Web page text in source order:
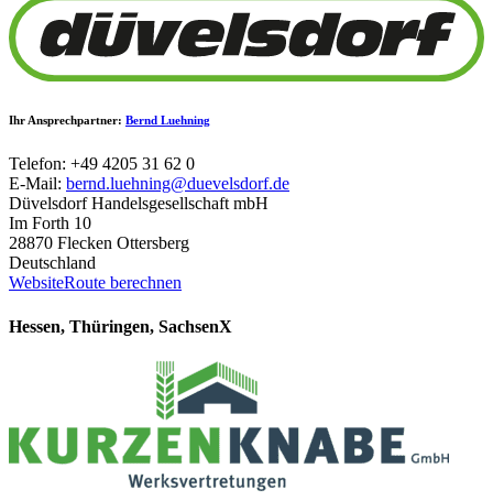
Ihr Ansprechpartner: Bernd Luehning
Telefon: +49 4205 31 62 0
E-Mail: bernd.luehning@duevelsdorf.de
Düvelsdorf Handelsgesellschaft mbH
Im Forth 10
28870 Flecken Ottersberg
Deutschland
WebsiteRoute berechnen
Hessen, Thüringen, SachsenX